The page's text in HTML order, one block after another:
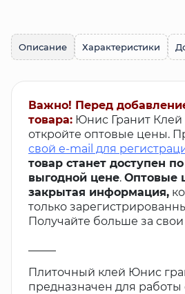
Описание Характеристики
Важно! Перед
товара: Юнис Гранит Клей
откройте оптовые цены.
свой e-mail для
товар станет доступен
выгодной цене. Оптовые
закрытая информация,
только
Получайте больше за свои
Плиточный клей Юнис
предназначен для